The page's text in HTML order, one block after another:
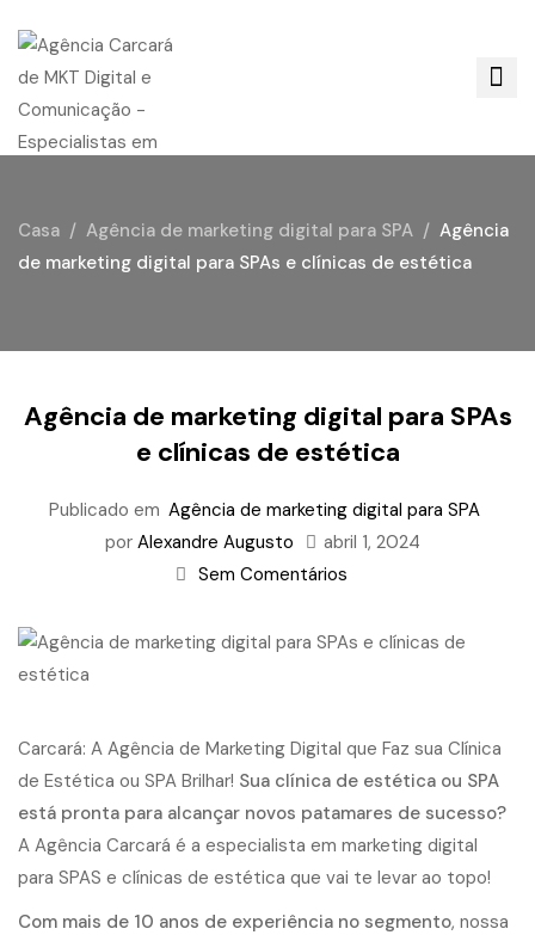
Casa Agência de marketing digital para SPA
Agência
de marketing digital para SPAs e clínicas de estética
Agência de marketing digital para SPAs
e clínicas de estética
Publicado em Agência de marketing digital para SPA
por Alexandre Augusto
abril 1, 2024
Sem Comentários
Carcará: A Agência de Marketing Digital que Faz sua Clínica
de Estética ou SPA Brilhar! Sua clínica de estética ou SPA
está pronta para alcançar novos patamares de sucesso?
A Agência Carcará é a especialista em marketing digital
para SPAS e clínicas de estética que vai te levar ao topo!
Com mais de 10 anos de experiência no segmento, nossa